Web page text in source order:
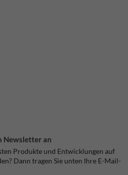
Newsletter an
Produkte und Entwicklungen auf
Dann tragen Sie unten Ihre E-Mail-